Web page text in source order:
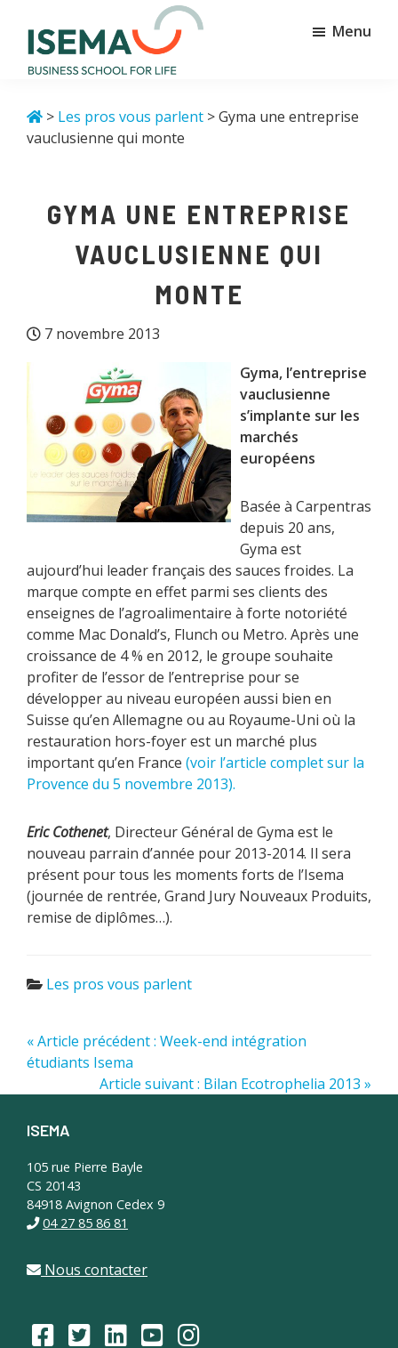
contenu
principal
pied
school
for
life
Menu
> Les pros vous parlent > Gyma une entreprise
vauclusienne qui monte
GYMA UNE ENTREPRISE
VAUCLUSIENNE QUI
MONTE
7 novembre 2013
Gyma, l’entreprise
vauclusienne
s’implante sur les
marchés
européens
Basée à Carpentras
depuis 20 ans,
Gyma est
aujourd’hui leader français des sauces froides. La
marque compte en effet parmi ses clients des
enseignes de l’agroalimentaire à forte notoriété
comme Mac Donald’s, Flunch ou Metro. Après une
croissance de 4 % en 2012, le groupe souhaite
profiter de l’essor de l’entreprise pour se
développer au niveau européen aussi bien en
Suisse qu’en Allemagne ou au Royaume-Uni où la
restauration hors-foyer est un marché plus
important qu’en France (voir l’article complet sur la
Provence du 5 novembre 2013).
Eric Cothenet, Directeur Général de Gyma est le
nouveau parrain d’année pour 2013-2014. Il sera
présent pour tous les moments forts de l’Isema
(journée de rentrée, Grand Jury Nouveaux Produits,
remise de diplômes…).
Les pros vous parlent
« Article précédent : Week-end intégration
étudiants Isema
Article suivant : Bilan Ecotrophelia 2013 »
Footer
ISEMA
105 rue Pierre Bayle
CS 20143
84918 Avignon Cedex 9
04 27 85 86 81
Nous contacter